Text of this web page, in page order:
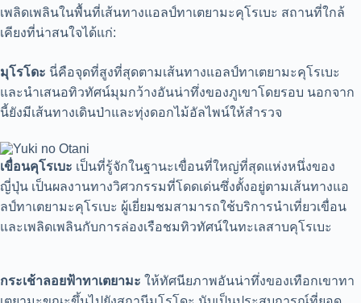
เพลิดเพลินในพื้นที่เส้นทางแอลป์ทาเตยามะคุโรเบะ สถานที่ใกล้
เคียงที่น่าสนใจได้แก่:
มุโรโดะ นี่คือจุดที่สูงที่สุดตามเส้นทางแอลป์ทาเตยามะคุโรเบะ
และนำเสนอทิวทัศน์มุมกว้างอันน่าทึ่งของภูเขาโดยรอบ นอกจาก
นี้ยังมีเส้นทางเดินป่าและทุ่งดอกไม้อัลไพน์ให้สำรวจ
เขื่อนคุโรเบะ เป็นที่รู้จักในฐานะเขื่อนที่ใหญ่ที่สุดแห่งหนึ่งของ
ญี่ปุ่น เป็นผลงานทางวิศวกรรมที่โดดเด่นซึ่งตั้งอยู่ตามเส้นทางแอ
ลป์ทาเตยามะคุโรเบะ ผู้เยี่ยมชมสามารถใช้บริการนำเที่ยวเขื่อน
และเพลิดเพลินกับการล่องเรือชมทิวทัศน์ในทะเลสาบคุโรเบะ
กระเช้าลอยฟ้าทาเตยามะ ให้ทัศนียภาพอันน่าทึ่งของเทือกเขาทา